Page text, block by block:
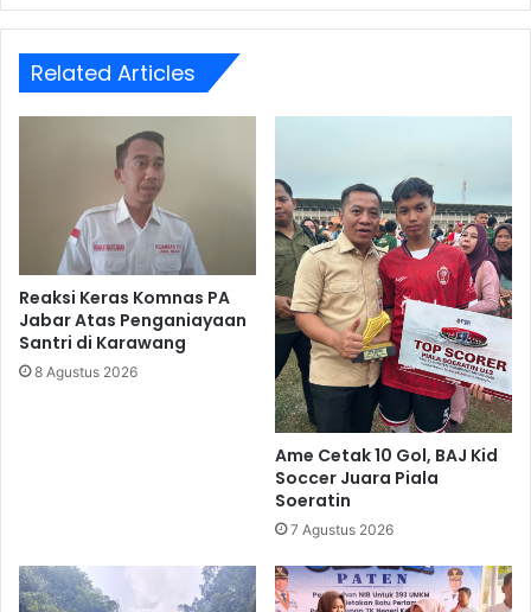
Related Articles
Reaksi Keras Komnas PA
Jabar Atas Penganiayaan
Santri di Karawang
8 Agustus 2026
Ame Cetak 10 Gol, BAJ Kid
Soccer Juara Piala
Soeratin
7 Agustus 2026